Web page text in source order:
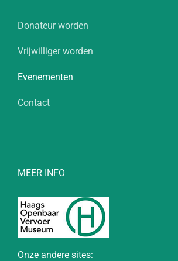
Donateur worden
Vrijwilliger worden
Evenementen
Contact
MEER INFO
Onze andere sites: